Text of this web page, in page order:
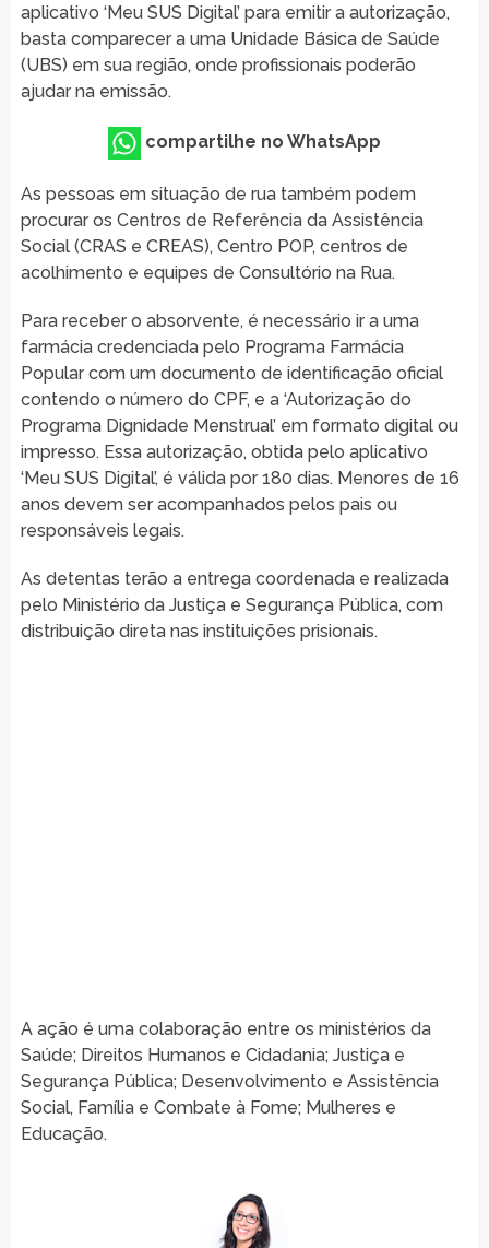
aplicativo ‘Meu SUS Digital’ para emitir a autorização,
basta comparecer a uma Unidade Básica de Saúde
(UBS) em sua região, onde profissionais poderão
ajudar na emissão.
compartilhe no WhatsApp
As pessoas em situação de rua também podem
procurar os Centros de Referência da Assistência
Social (CRAS e CREAS), Centro POP, centros de
acolhimento e equipes de Consultório na Rua.
Para receber o absorvente, é necessário ir a uma
farmácia credenciada pelo Programa Farmácia
Popular com um documento de identificação oficial
contendo o número do CPF, e a ‘Autorização do
Programa Dignidade Menstrual’ em formato digital ou
impresso. Essa autorização, obtida pelo aplicativo
‘Meu SUS Digital’, é válida por 180 dias. Menores de 16
anos devem ser acompanhados pelos pais ou
responsáveis legais.
As detentas terão a entrega coordenada e realizada
pelo Ministério da Justiça e Segurança Pública, com
distribuição direta nas instituições prisionais.
A ação é uma colaboração entre os ministérios da
Saúde; Direitos Humanos e Cidadania; Justiça e
Segurança Pública; Desenvolvimento e Assistência
Social, Família e Combate à Fome; Mulheres e
Educação.